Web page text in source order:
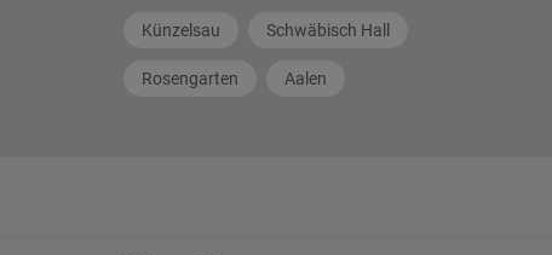
Künzelsau Schwäbisch Hall
Rosengarten Aalen